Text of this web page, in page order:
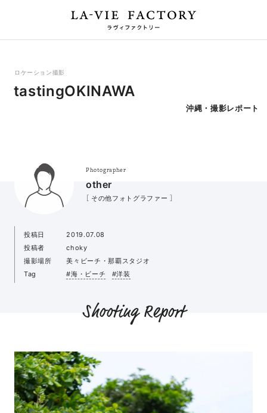
ロケーション撮影
tastingOKINAWA
沖縄・撮影レポート
Photographer
other
［ その他フォトグラファー ］
投稿日
2019.07.08
投稿者
choky
撮影場所
美々ビーチ・那覇スタジオ
Tag
#海・ビーチ #洋装
Shooting Report